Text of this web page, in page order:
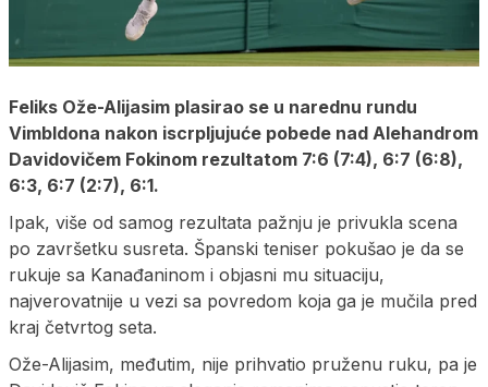
Feliks Ože-Alijasim plasirao se u narednu rundu
Vimbldona nakon iscrpljujuće pobede nad Alehandrom
Davidovičem Fokinom rezultatom 7:6 (7:4), 6:7 (6:8),
6:3, 6:7 (2:7), 6:1.
Ipak, više od samog rezultata pažnju je privukla scena
po završetku susreta. Španski teniser pokušao je da se
rukuje sa Kanađaninom i objasni mu situaciju,
najverovatnije u vezi sa povredom koja ga je mučila pred
kraj četvrtog seta.
Ože-Alijasim, međutim, nije prihvatio pruženu ruku, pa je